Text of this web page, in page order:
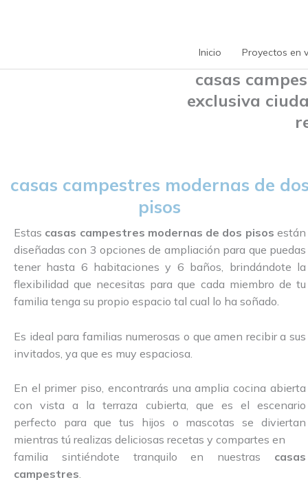
Inicio Proyectos en
Con 3 opciones de ampliación
casas
exclusiva
casas campestres modernas de
pisos
Estas casas campestres modernas de dos pisos están
diseñadas con 3 opciones de ampliación para que puedas
tener hasta 6 habitaciones y 6 baños, brindándote la
flexibilidad que necesitas para que cada miembro de tu
familia tenga su propio espacio tal cual lo ha soñado.
Es ideal para familias numerosas o que amen recibir a sus
invitados, ya que es muy espaciosa.
En el primer piso, encontrarás una amplia cocina abierta
con vista a la terraza cubierta, que es el escenario
perfecto para que tus hijos o mascotas se diviertan
mientras tú realizas deliciosas recetas y compartes en
familia sintiéndote tranquilo en nuestras casas
campestres.